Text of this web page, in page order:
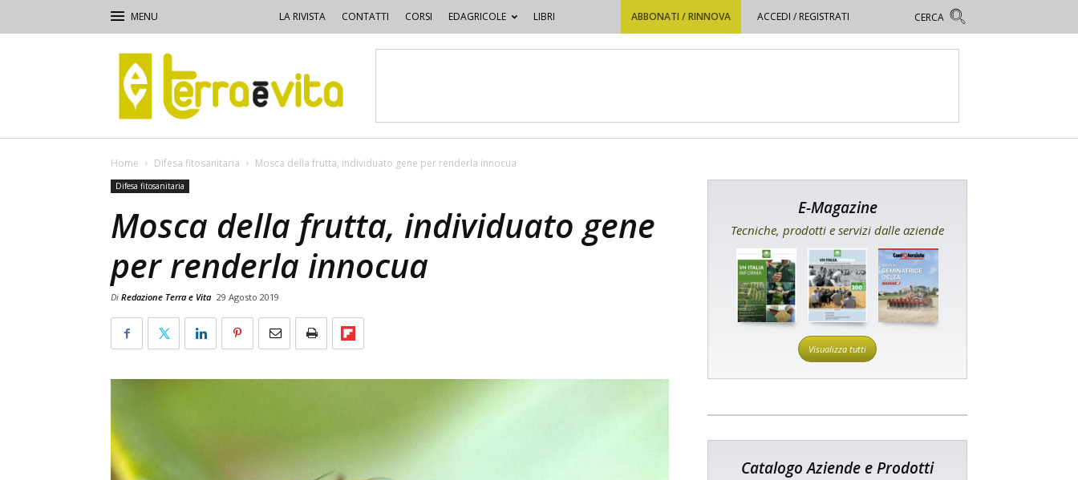
LA RIVISTA CONTATTI CORSI EDAGRICOLE LIBRI ABBONATI / RINNOVA ACCEDI / REGISTRATI
Terra
e
Vita
Home Difesa fitosanitaria Mosca della frutta, individuato gene per renderla innocua
Difesa fitosanitaria
Mosca della frutta, individuato gene
per renderla innocua
Di Redazione Terra e Vita 29 Agosto 2019
E-Magazine
Tecniche, prodotti e servizi dalle aziende
Visualizza tutti
Catalogo Aziende e Prodotti